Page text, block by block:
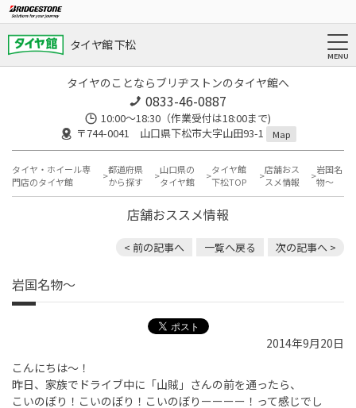
タイヤ館 下松
タイヤのことならブリヂストンのタイヤ館へ
0833-46-0887
10:00～18:30（作業受付は18:00まで)
〒744-0041 山口県下松市大字山田93-1
Map
タイヤ・ホイール専
門店のタイヤ館
都道府県
から探す
山口県の
タイヤ館
タイヤ館
下松TOP
店舗おス
スメ情報
岩国名
物～
店舗おススメ情報
< 前の記事へ 一覧へ戻る 次の記事へ >
岩国名物～
2014年9月20日
こんにちは～！
昨日、家族でドライブ中に「山賊」さんの前を通ったら、
こいのぼり！こいのぼり！こいのぼりーーーー！って感じでし